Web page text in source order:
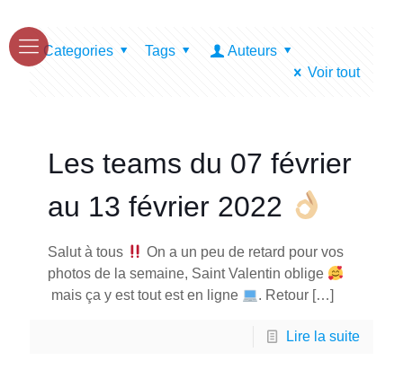
Categories Tags
Auteurs
Voir tout
Les teams du 07 février
au 13 février 2022
Salut à tous
On a un peu de retard pour vos
photos de la semaine, Saint Valentin oblige
mais ça y est tout est en ligne
. Retour […]
Lire la suite